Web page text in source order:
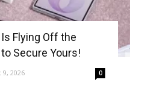
Flying Off the
to Secure Yours!
9, 2026 0